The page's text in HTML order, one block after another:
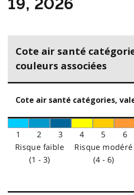
19, 2026
Cote air santé
couleurs associées
Cote air santé catégories,
1 2 3 4 5 6
Risque faible
(1 - 3)
Risque modéré
(4 - 6)